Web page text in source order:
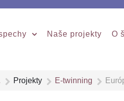
Naše projekty O
Projekty E-twinning